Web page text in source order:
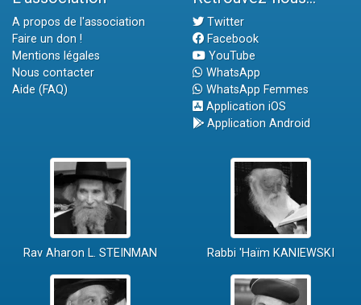
A propos de l'association
Faire un don !
Mentions légales
Nous contacter
Aide (FAQ)
Twitter
Facebook
YouTube
WhatsApp
WhatsApp Femmes
Application iOS
Application Android
Rav Aharon L. STEINMAN Rabbi 'Haïm KANIEWSKI